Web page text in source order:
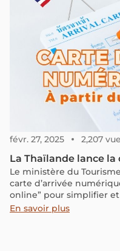
févr. 27, 2025 2,207
La Thaïlande lance
Le ministère du
carte d’arrivée
online” pour simplifier
d’entrée, réduisant ainsi
En savoir plus